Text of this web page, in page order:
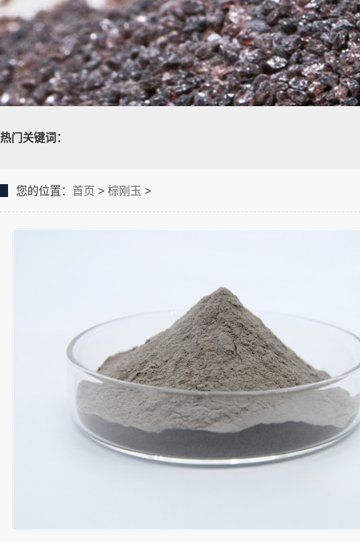
热门关键词：
您的位置： 首页 > 棕刚玉 >